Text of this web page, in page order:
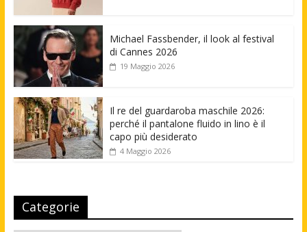
Michael Fassbender, il look al festival
di Cannes 2026
19 Maggio 2026
Il re del guardaroba maschile 2026:
perché il pantalone fluido in lino è il
capo più desiderato
4 Maggio 2026
Categorie